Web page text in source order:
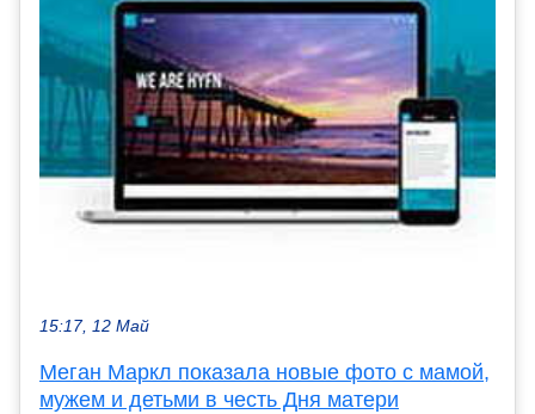
15:17, 12 Май
Меган Маркл показала новые фото с мамой,
мужем и детьми в честь Дня матери